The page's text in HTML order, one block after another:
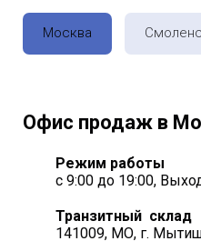
Москва
Офис продаж в
Режим работы
с 9:00 до 19:00,
Транзитный склад
141009, МО, г.